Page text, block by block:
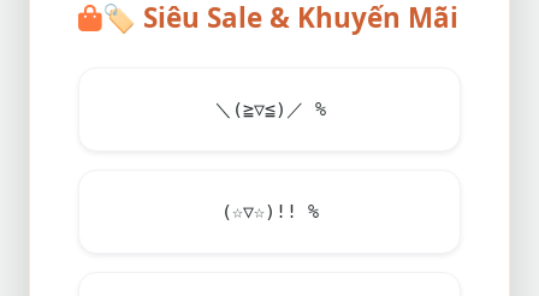
🏷️ Siêu Sale & Khuyến Mãi
＼(≧▽≦)／ %
(☆▽☆)!! %